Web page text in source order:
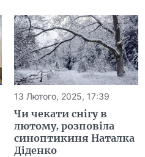
13 Лютого, 2025, 17:39
Чи чекати снігу в
лютому, розповіла
синоптикиня Наталка
Діденко